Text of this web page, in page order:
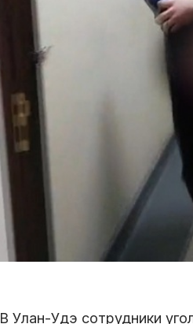
В Улан-Удэ сотрудники